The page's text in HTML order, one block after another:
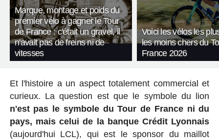
Marque, montage et poids du
premier vélo à gagner le Tour
de France : c'était un gravel, il
n'avait pas de freins ni de
vitesses
Voici les vélos les
les moins chers du
France 2026
Et l'histoire a un aspect totalement commercial et
curieux. La question est que le symbole du lion
n'est pas le symbole du Tour de France ni du
pays, mais celui de la banque Crédit Lyonnais
(aujourd'hui LCL), qui est le sponsor du maillot